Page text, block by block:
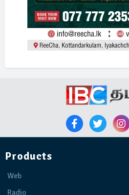
Products
Web
Radio